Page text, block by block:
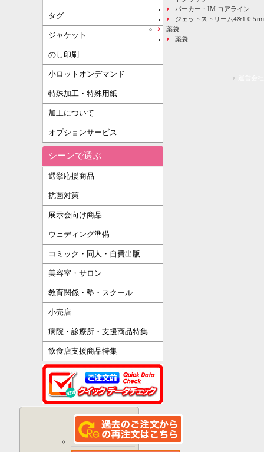
タグ
ジャケット
のし印刷
小ロットオンデマンド
特殊加工・特殊用紙
加工について
オプションサービス
シーンで選ぶ
選挙応援商品
抗菌対策
展示会向け商品
ウェディング準備
コミック・同人・自費出版
美容室・サロン
教育関係・塾・スクール
小売店
病院・診療所・支援商品特集
飲食店支援商品特集
パーカー・IM コアライン
ジェットストリーム4&1 0.5ｍ
薬袋
薬袋